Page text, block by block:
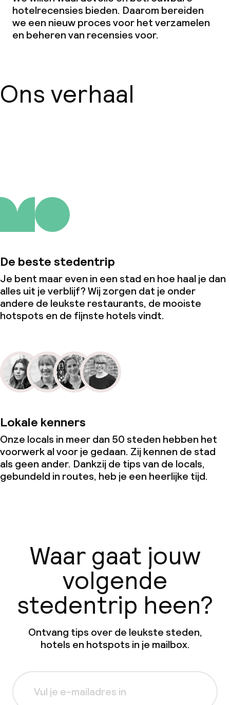
Vergaderruimte
Overal rookvrij
hotelrecensies bieden. Daarom bereiden
we een nieuw proces voor het verzamelen
en beheren van recensies voor.
Ons verhaal
De beste stedentrip
Je bent maar even in een stad en hoe haal je dan
alles uit je verblijf? Wij zorgen dat je onder
andere de leukste restaurants, de mooiste
hotspots en de fijnste hotels vindt.
Lokale kenners
Onze locals in meer dan 50 steden hebben het
voorwerk al voor je gedaan. Zij kennen de stad
als geen ander. Dankzij de tips van de locals,
gebundeld in routes, heb je een heerlijke tijd.
Waar gaat jouw
volgende
stedentrip heen?
Ontvang tips over de leukste steden,
hotels en hotspots in je mailbox.